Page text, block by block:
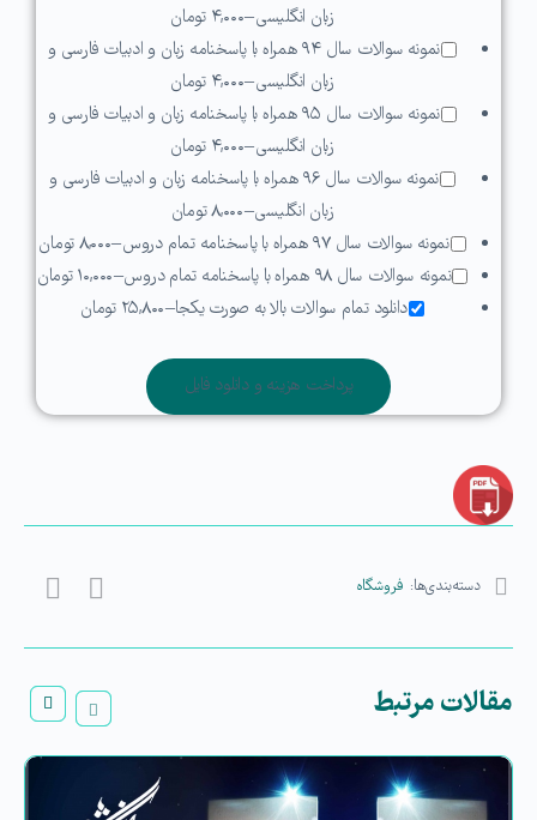
زبان انگلیسی–۴,۰۰۰ تومان
نمونه سوالات سال ۹۴ همراه با پاسخنامه زبان و ادبیات فارسی و
زبان انگلیسی–۴,۰۰۰ تومان
نمونه سوالات سال ۹۵ همراه با پاسخنامه زبان و ادبیات فارسی و
زبان انگلیسی–۴,۰۰۰ تومان
نمونه سوالات سال ۹۶ همراه با پاسخنامه زبان و ادبیات فارسی و
زبان انگلیسی–۸,۰۰۰ تومان
نمونه سوالات سال ۹۷ همراه با پاسخنامه تمام دروس
–۸,۰۰۰ تومان
نمونه سوالات سال ۹۸ همراه با پاسخنامه تمام دروس
–۱۰,۰۰۰ تومان
دانلود تمام سوالات بالا به صورت یکجا–۲۵,۸۰۰ تومان
پرداخت هزینه و دانلود فایل
دسته‌بندی‌ها: فروشگاه
مقالات مرتبط